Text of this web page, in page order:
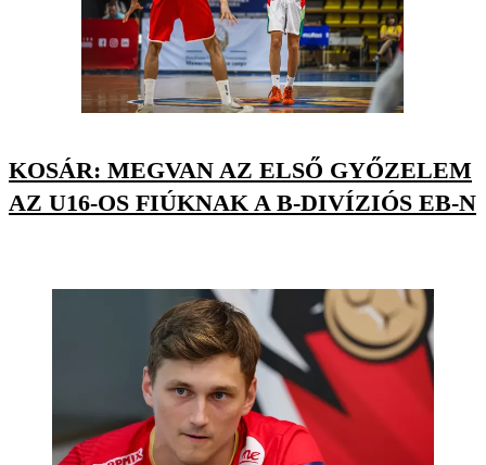
KOSÁR: MEGVAN AZ ELSŐ GYŐZELEM
AZ U16-OS FIÚKNAK A B-DIVÍZIÓS EB-N